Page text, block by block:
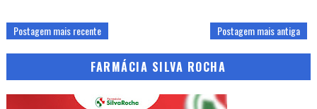
Postagem mais recente Postagem mais antiga
FARMÁCIA SILVA ROCHA